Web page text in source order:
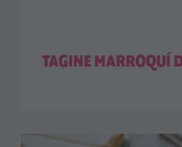
TAGINE MARROQUÍ